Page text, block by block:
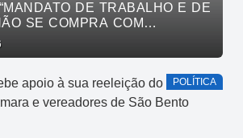
DE TRABALHO E DE
SE COMPRA COM
CONQUISTA COM TRABALHO”
POLÍTICA